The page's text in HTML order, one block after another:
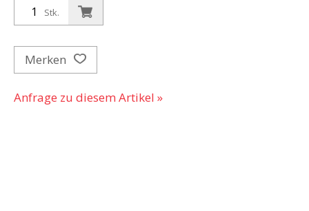
Stk.
Merken
Anfrage zu diesem Artikel »